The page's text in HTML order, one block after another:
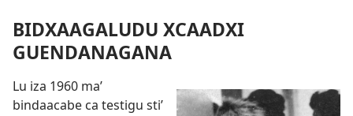
BIDXAAGALUDU XCAADXI
GUENDANAGANA
Lu iza 1960 maʼ
bindaacabe ca testigu stiʼ